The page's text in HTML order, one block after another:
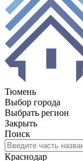
Тюмень
Выбор города
Выбрать регион
Закрыть
Поиск
Краснодар